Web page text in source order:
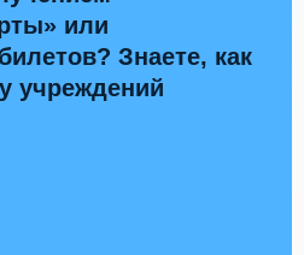
или
Знаете, как
учреждений